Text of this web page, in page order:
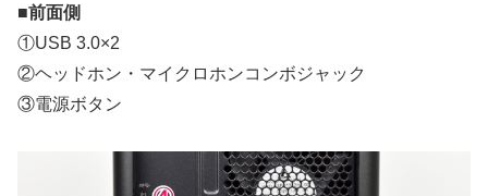
■前面側
①USB 3.0×2
②ヘッドホン・マイクロホンコンボジャック
③電源ボタン